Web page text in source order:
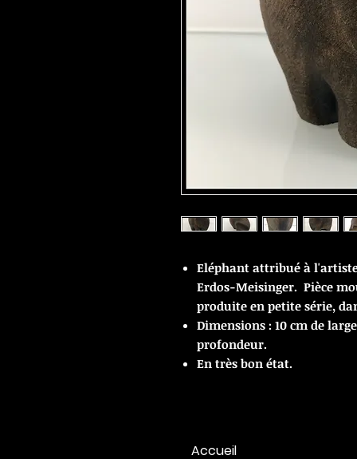
Eléphant attribué à
Erdos-Meisinger. Pièce
produite en petite série,
Dimensions : 10 cm de
profondeur.
En très bon état.
Accueil